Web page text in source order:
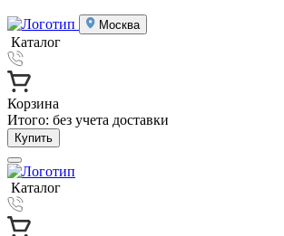
Москва
Каталог
Корзина
Итого: без учета доставки
Купить
Каталог